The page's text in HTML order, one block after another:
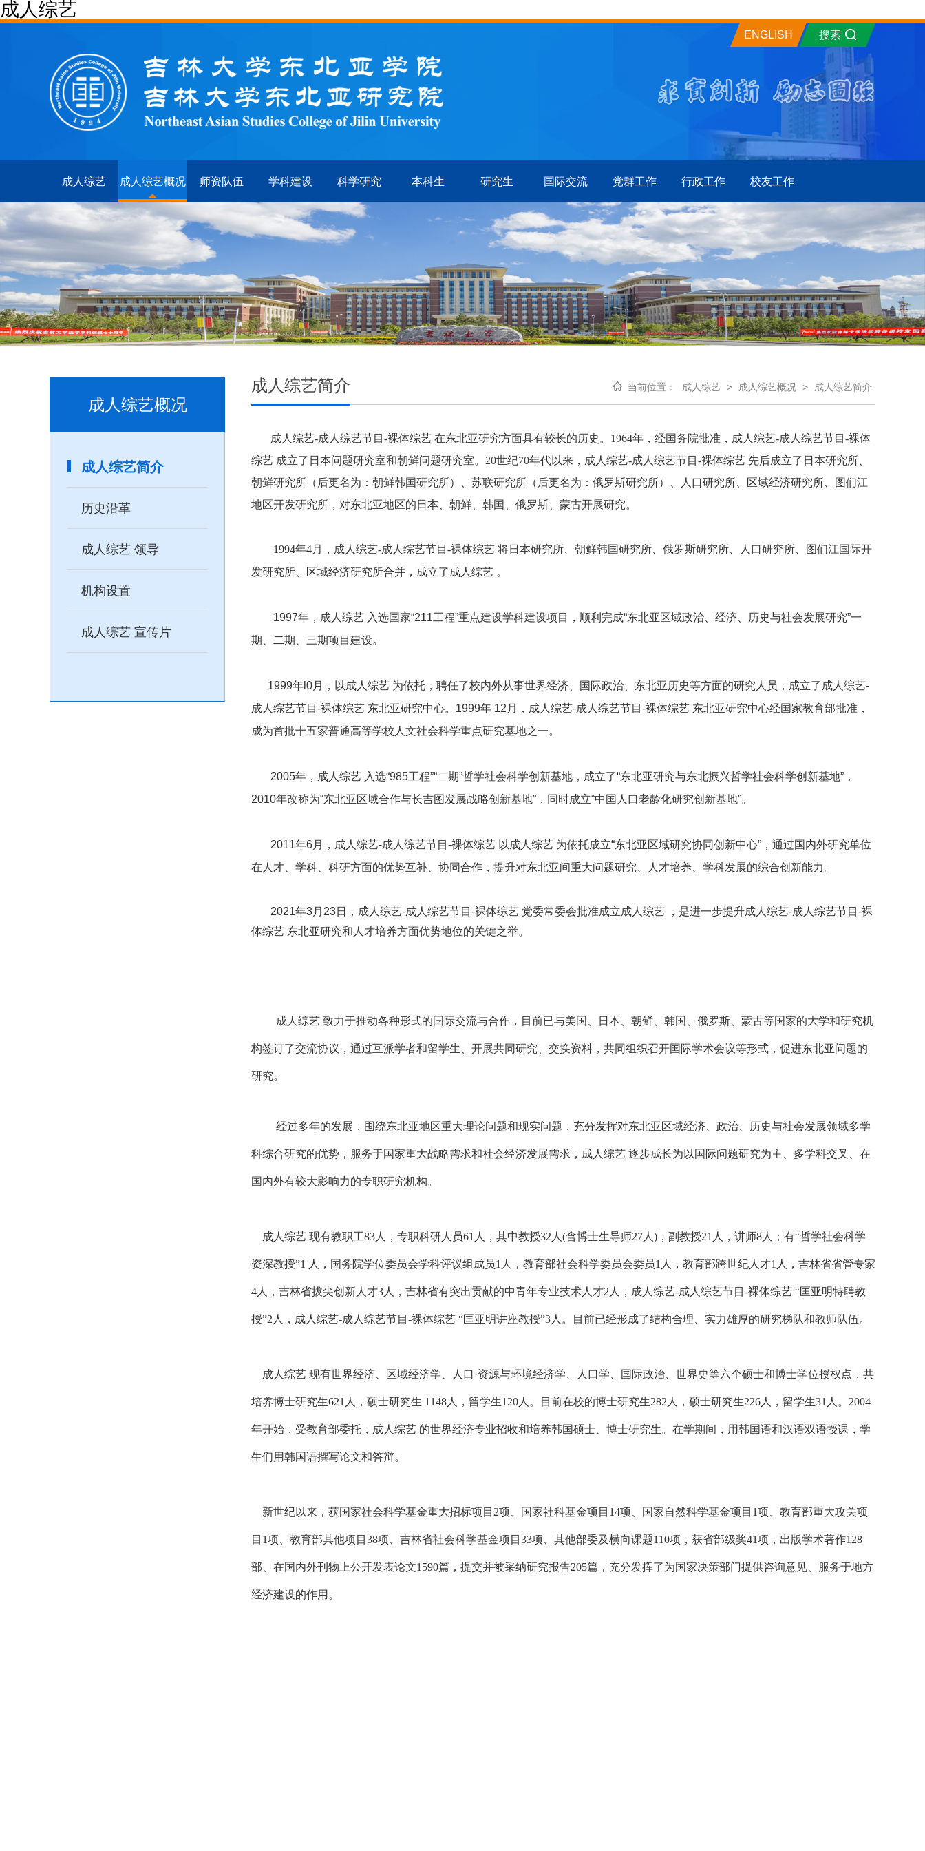
成人综艺
ENGLISH 搜索
成人综艺 成人综艺概况 师资队伍 学科建设 科学研究 本科生 研究生 国际交流 党群工作 行政工作 校友工作
成人综艺概况
成人综艺简介
历史沿革
成人综艺 领导
机构设置
成人综艺 宣传片
成人综艺简介 当前位置： 成人综艺 > 成人综艺概况 > 成人综艺简介
成人综艺-成人综艺节目-裸体综艺 在东北亚研究方面具有较长的历史。1964年，经国务院批准，成人综艺-成人综艺节目-裸体
综艺 成立了日本问题研究室和朝鲜问题研究室。20世纪70年代以来，成人综艺-成人综艺节目-裸体综艺 先后成立了日本研究所、
朝鲜研究所（后更名为：朝鲜韩国研究所）、苏联研究所（后更名为：俄罗斯研究所）、人口研究所、区域经济研究所、图们江
地区开发研究所，对东北亚地区的日本、朝鲜、韩国、俄罗斯、蒙古开展研究。
1994年4月，成人综艺-成人综艺节目-裸体综艺 将日本研究所、朝鲜韩国研究所、俄罗斯研究所、人口研究所、图们江国际开
发研究所、区域经济研究所合并，成立了成人综艺 。
1997年，成人综艺 入选国家“211工程”重点建设学科建设项目，顺利完成“东北亚区域政治、经济、历史与社会发展研究”一
期、二期、三期项目建设。
1999年 l0月，以成人综艺 为依托，聘任了校内外从事世界经济、国际政治、东北亚历史等方面的研究人员，成立了成人综艺-
成人综艺节目-裸体综艺 东北亚研究中心。 1999年 12 月，成人综艺-成人综艺节目-裸体综艺 东北亚研究中心经国家教育部批准，
成为首批十五家普通高等学校人文社会科学重点研究基地之一。
2005年，成人综艺 入选“985工程”“二期”哲学社会科学创新基地，成立了“东北亚研究与东北振兴哲学社会科学创新基地”，
2010年改称为“东北亚区域合作与长吉图发展战略创新基地”，同时成立“中国人口老龄化研究创新基地”。
2011年6月，成人综艺-成人综艺节目-裸体综艺 以成人综艺 为依托成立“东北亚区域研究协同创新中心”，通过国内外研究单位
在人才、学科、科研方面的优势互补、协同合作，提升对东北亚间重大问题研究、人才培养、学科发展的综合创新能力。
2021年3月 23日，成人综艺-成人综艺节目-裸体综艺 党委常委会批准成立成人综艺 ，是进一步提升成人综艺-成人综艺节目-裸
体综艺 东北亚研究和人才培养方面优势地位的关键之举。
成人综艺 致力于推动各种形式的国际交流与合作，目前已与美国、日本、朝鲜、韩国、俄罗斯、蒙古等国家的大学和研究机
构签订了交流协议，通过互派学者和留学生、开展共同研究、交换资料，共同组织召开国际学术会议等形式，促进东北亚问题的
研究。
经过多年的发展，围绕东北亚地区重大理论问题和现实问题，充分发挥对东北亚区域经济、政治、历史与社会发展领域多学
科综合研究的优势，服务于国家重大战略需求和社会经济发展需求，成人综艺 逐步成长为以国际问题研究为主、多学科交叉、在
国内外有较大影响力的专职研究机构。
成人综艺 现有教职工83人，专职科研人员61人，其中教授32人(含博士生导师27人)，副教授21人，讲师8人；有“哲学社会科学
资深教授”1 人，国务院学位委员会学科评议组成员1人，教育部社会科学委员会委员1人，教育部跨世纪人才1人，吉林省省管专家
4人，吉林省拔尖创新人才3人，吉林省有突出贡献的中青年专业技术人才2人，成人综艺-成人综艺节目-裸体综艺 “匡亚明特聘教
授”2人，成人综艺-成人综艺节目-裸体综艺 “匡亚明讲座教授”3人。目前已经形成了结构合理、实力雄厚的研究梯队和教师队伍。
成人综艺 现有世界经济、区域经济学、人口·资源与环境经济学、人口学、国际政治、世界史等六个硕士和博士学位授权点，共
培养博士研究生621人，硕士研究生 1148人，留学生120人。目前在校的博士研究生282人，硕士研究生226人，留学生31人。2004
年开始，受教育部委托，成人综艺 的世界经济专业招收和培养韩国硕士、博士研究生。在学期间，用韩国语和汉语双语授课，学
生们用韩国语撰写论文和答辩。
新世纪以来，获国家社会科学基金重大招标项目2项、国家社科基金项目14项、国家自然科学基金项目1项、教育部重大攻关项
目1项、教育部其他项目38项、吉林省社会科学基金项目33项、其他部委及横向课题110项，获省部级奖41项，出版学术著作128
部、在国内外刊物上公开发表论文1590篇，提交并被采纳研究报告205篇，充分发挥了为国家决策部门提供咨询意见、服务于地方
经济建设的作用。